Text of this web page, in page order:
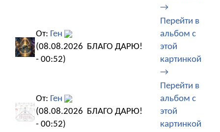
→
От: Ген
(08.08.2026
- 00:52)
БЛАГО ДАРЮ!
Перейти в
альбом с
этой
картинкой
→
От: Ген
(08.08.2026
- 00:52)
БЛАГО ДАРЮ!
Перейти в
альбом с
этой
картинкой